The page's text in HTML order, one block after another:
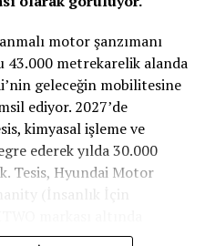
T10Xgibi yüksek tork
lastiğin zemine
kritiktir.E-carturkiyeekibi
Petlas Snowmaster 2
elektrikli araçların
motor şanzımanı
43.000 metrekarelik alanda
geleceğin mobilitesine
ediyor. 2027’de
kimyasal işleme ve
ederek yılda 30.000
Tesis, Hyundai Motor
(İnsanlık İçin